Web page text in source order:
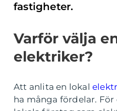
fastigheter.
Varför välja
elektriker?
Att anlita en lokal
ha många fördelar.